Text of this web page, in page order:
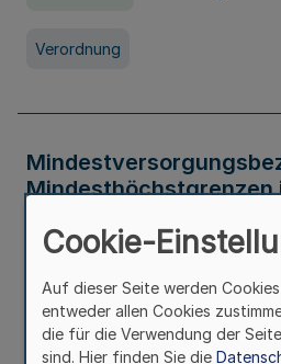
Verordnung
Mindesthöchstgrenzen
Verwaltungsvorschrift
Cookie-
Auf dieser Seite werden
entweder allen Cookies
die für die Verwendung der
sind. Hier finden Sie die